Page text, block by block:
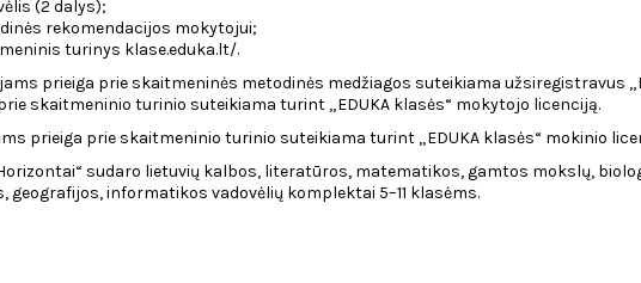
(2 dalys);
rekomendacijos mokytojui;
turinys klase.eduka.lt/.
prieiga prie skaitmeninės metodinės medžiagos suteikiama užsiregistravus
skaitmeninio turinio suteikiama turint „EDUKA klasės“ mokytojo licenciją.
prieiga prie skaitmeninio turinio suteikiama turint „EDUKA klasės“ mokinio
sudaro lietuvių kalbos, literatūros, matematikos, gamtos mokslų,
geografijos, informatikos vadovėlių komplektai 5–11 klasėms.